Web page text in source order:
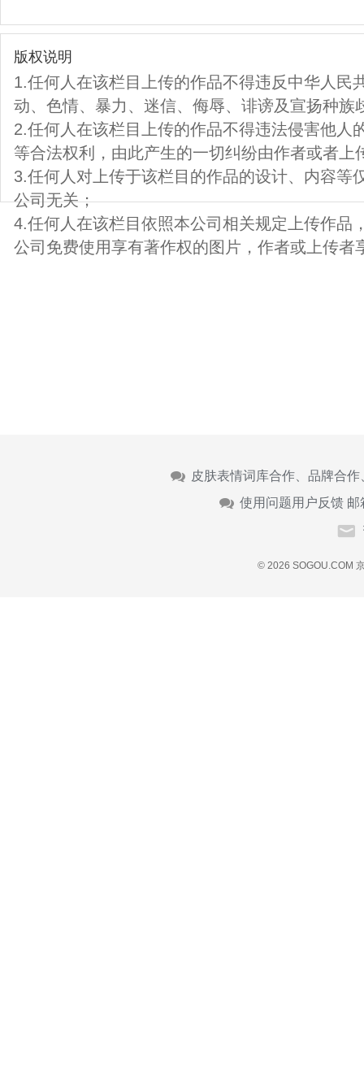
版权说明
1.任何人在该栏目上传的作品不得违反中华人民
动、色情、暴力、迷信、侮辱、诽谤及宣扬种族
2.任何人在该栏目上传的作品不得违法侵害他人
等合法权利，由此产生的一切纠纷由作者或者上
3.任何人对上传于该栏目的作品的设计、内容等
公司无关；
4.任何人在该栏目依照本公司相关规定上传作品
公司免费使用享有著作权的图片，作者或上传者
皮肤表情词库合作、品牌合
使用问题用户反馈 邮
© 2026 SOGOU.COM